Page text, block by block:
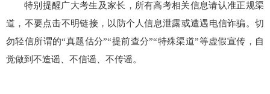
特别提醒广大考生及家长，所有高考相关信息请认准正规渠
道，不要点击不明链接，以防个人信息泄露或遭遇电信诈骗。切
勿轻信所谓的“真题估分”“提前查分”“特殊渠道”等虚假宣传，自
觉做到不造谣、不信谣、不传谣。